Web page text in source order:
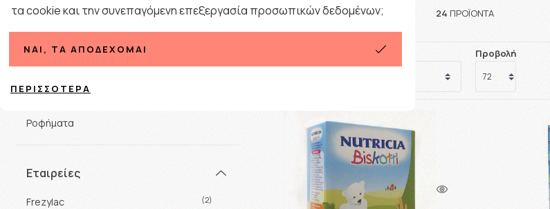
24 ΠΡΟΪΟΝΤΑ
Κατηγορίες
Ροφήματα
Εταιρείες
Frezylac (2)
Προβολή
τα cookie και την συνεπαγόμενη επεξεργασία προσωπικών δεδομένων;
ΝΑΙ, ΤΑ ΑΠΟΔΈΧΟΜΑΙ
ΠΕΡΙΣΣΌΤΕΡΑ